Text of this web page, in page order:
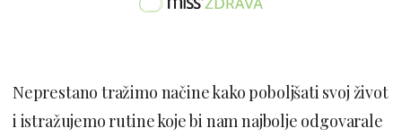
Neprestano tražimo načine kako poboljšati svoj život
i istražujemo rutine koje bi nam najbolje odgovarale